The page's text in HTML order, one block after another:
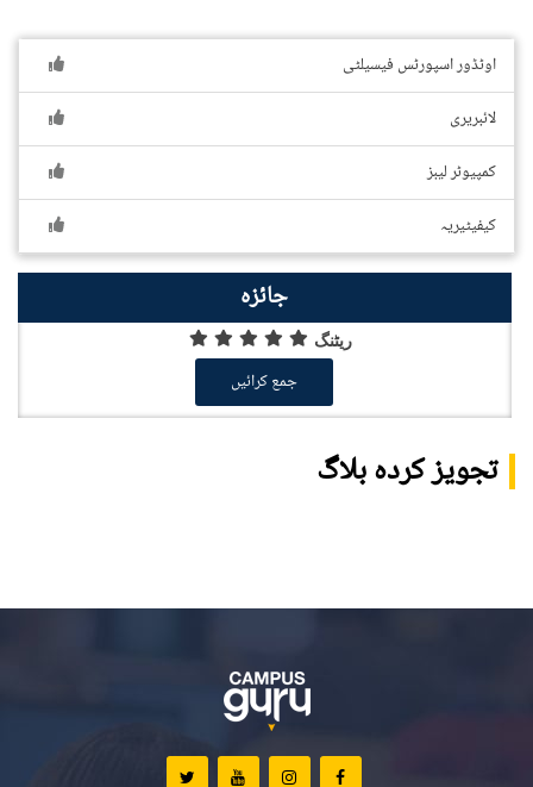
اوٹڈور اسپورٹس فیسیلٹی
لائبریری
کمپیوٹر لیبز
کیفیٹیریہ
جائزہ
ریٹنگ
جمع کرائیں
تجویز کردہ بلاگ